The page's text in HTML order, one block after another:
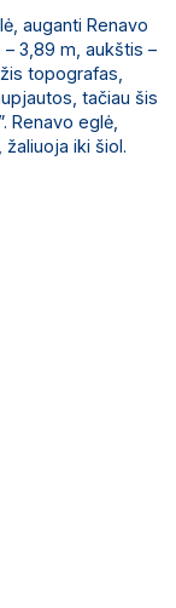
auganti Renavo
3,89 m, aukštis –
topografas,
tačiau šis
Renavo eglė,
iki šiol.